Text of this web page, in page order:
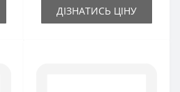
ДІЗНАТИСЬ ЦІНУ